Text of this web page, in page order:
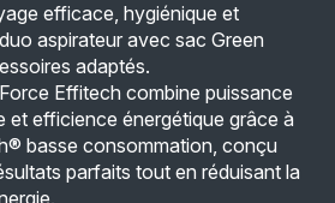
13,99 €
efficace, hygiénique et
aspirateur avec sac Green
adaptés.
Effitech combine puissance
et efficience énergétique grâce à
basse consommation, conçu
parfaits tout en réduisant la